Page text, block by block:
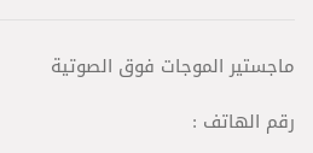
ماجستير الموجات فوق الصوتية
رقم الهاتف :